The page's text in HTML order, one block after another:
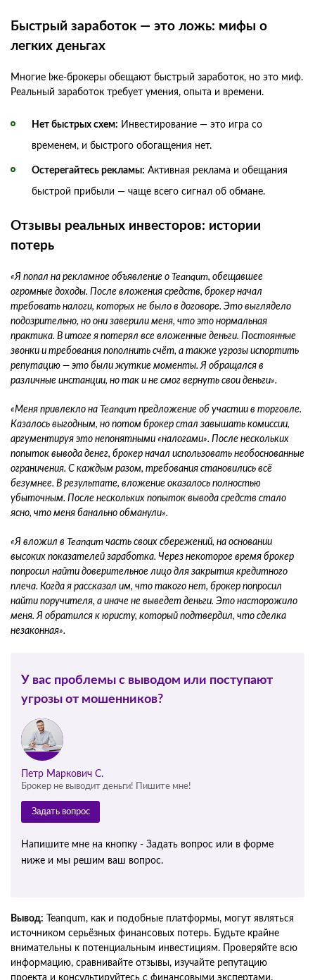
Быстрый заработок — это ложь: мифы о
легких деньгах
Многие lже-брокеры обещают быстрый заработок, но это миф.
Реальный заработок требует умения, опыта и времени.
Нет быстрых схем: Инвестирование — это игра со
временем, и быстрого обогащения нет.
Остерегайтесь рекламы: Активная реклама и обещания
быстрой прибыли — чаще всего сигнал об обмане.
Отзывы реальных инвесторов: истории
потерь
«Я попал на рекламное объявление о Teanqum, обещавшее
огромные доходы. После вложения средств, брокер начал
требовать налоги, которых не было в договоре. Это выглядело
подозрительно, но они заверили меня, что это нормальная
практика. В итоге я потерял все вложенные деньги. Постоянные
звонки и требования пополнить счёт, а также угрозы испортить
репутацию — это были жуткие моменты. Я обращался в
различные инстанции, но так и не смог вернуть свои деньги».
«Меня привлекло на Teanqum предложение об участии в торговле.
Казалось выгодным, но потом брокер стал завышать комиссии,
аргументируя это непонятными «налогами». После нескольких
попыток вывода денег, брокер начал использовать необоснованные
ограничения. С каждым разом, требования становились всё
безумнее. В результате, вложение оказалось полностью
убыточным. После нескольких попыток вывода средств стало
ясно, что меня банально обманули».
«Я вложил в Teanqum часть своих сбережений, на основании
высоких показателей заработка. Через некоторое время брокер
попросил найти доверительное лицо для закрытия кредитного
плеча. Когда я рассказал им, что такого нет, брокер попросил
найти поручителя, а иначе не выведет деньги. Это насторожило
меня. Я обратился к юристу, который подтвердил, что сделка
незаконная».
У вас проблемы с выводом или поступают
угрозы от мошенников?
Петр Маркович С.
Брокер не выводит деньги! Пишите мне!
Задать вопрос
Напишите мне на кнопку - Задать вопрос или в форме
ниже и мы решим ваш вопрос.
Вывод: Teanqum, как и подобные платформы, могут являться
источником серьёзных финансовых потерь. Будьте крайне
внимательны к потенциальным инвестициям. Проверяйте всю
информацию, сравнивайте отзывы, изучайте репутацию
проекта и консультируйтесь с финансовыми экспертами.